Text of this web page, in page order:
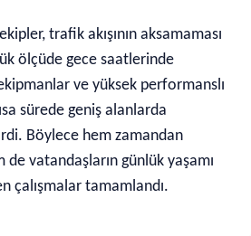
trafik akışının aksamaması
ölçüde gece saatlerinde
ve yüksek performanslı
sürede geniş alanlarda
Böylece hem zamandan
de vatandaşların günlük yaşamı
çalışmalar tamamlandı.